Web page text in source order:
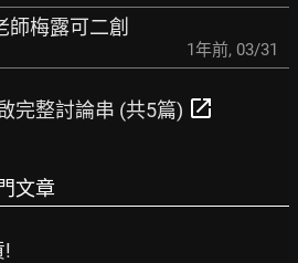
師梅露可二創
1年前, 03/31
完整討論串 (共5篇) open_in_new
文章
!